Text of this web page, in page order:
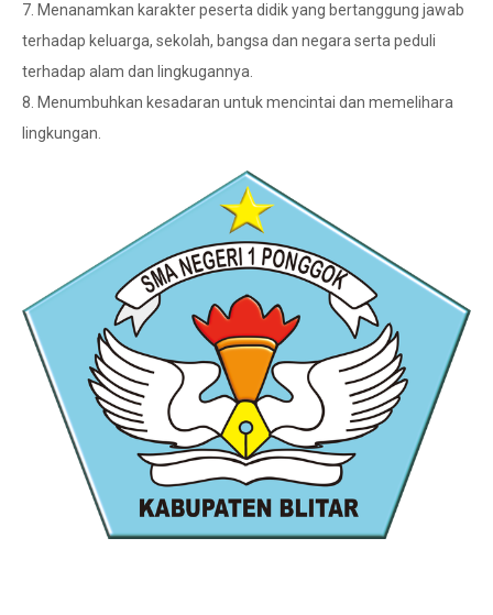
7. Menanamkan karakter peserta didik yang bertanggung jawab
terhadap keluarga, sekolah, bangsa dan negara serta peduli
terhadap alam dan lingkugannya.
8. Menumbuhkan kesadaran untuk mencintai dan memelihara
lingkungan.